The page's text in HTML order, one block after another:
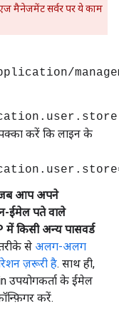
मैनेजमेंट सर्वर पर ये काम
करें कि लाइन के
जब आप अपने
ईमेल पते वाले
में किसी अन्य पासवर्ड
से अलग-अलग
ज़रूरी है. साथ ही,
उपयोगकर्ता के ईमेल
करें.